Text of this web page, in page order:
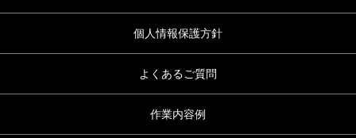
個人情報保護方針
よくあるご質問
作業内容例